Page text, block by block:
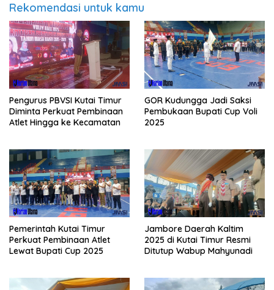
Rekomendasi untuk kamu
Pengurus PBVSI Kutai Timur
Diminta Perkuat Pembinaan
Atlet Hingga ke Kecamatan
GOR Kudungga Jadi Saksi
Pembukaan Bupati Cup Voli
2025
Pemerintah Kutai Timur
Perkuat Pembinaan Atlet
Lewat Bupati Cup 2025
Jambore Daerah Kaltim
2025 di Kutai Timur Resmi
Ditutup Wabup Mahyunadi